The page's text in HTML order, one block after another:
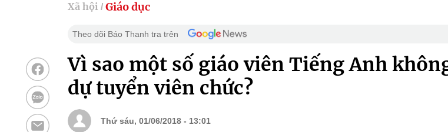
Xã hội / Giáo dục
Theo dõi Báo Thanh tra trên
Vì sao một số giáo viên Tiếng Anh
dự tuyển viên chức?
Thứ sáu, 01/06/2018 - 13:01